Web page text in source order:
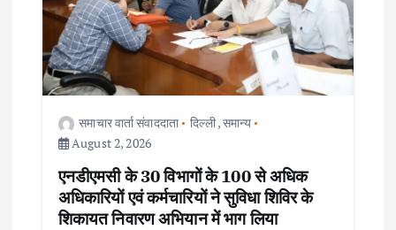
समाचार वार्ता संवाददाता दिल्ली,समान्य
August 2, 2026
एनडीएमसी के 30 विभागों के 100 से अधिक
अधिकारियों एवं कर्मचारियों ने सुविधा शिविर के
शिकायत निवारण अभियान में भाग लिया